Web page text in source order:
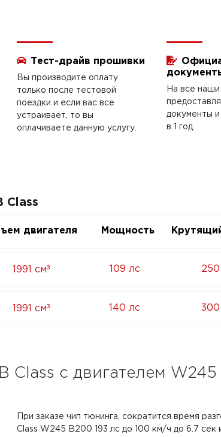
Тест-драйв прошивки
Вы производите оплату
только после тестовой
поездки и если вас все
устраивает, то вы
оплачиваете данную услугу.
На все
документы
в 1 год.
Class
двигателя Мощность
1991 см³ 109 лс
1991 см³ 140 лс
с двигателем W245
При заказе чип тюнинга, сократится время
Class W245 B200 193 лс до 100 км/ч до 6.7 сек